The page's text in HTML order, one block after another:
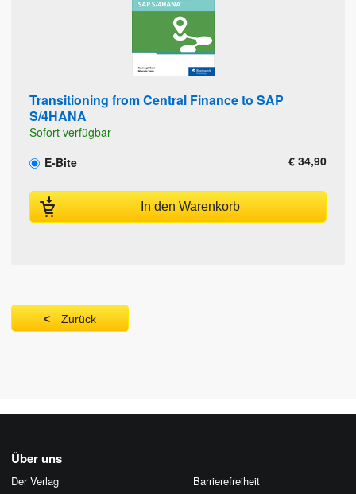
Transitioning from Central Finance to SAP
S/4HANA
Sofort verfügbar
E-Bite
€ 34,90
In den Warenkorb
Zurück
Über uns
Der Verlag
Barrierefreiheit